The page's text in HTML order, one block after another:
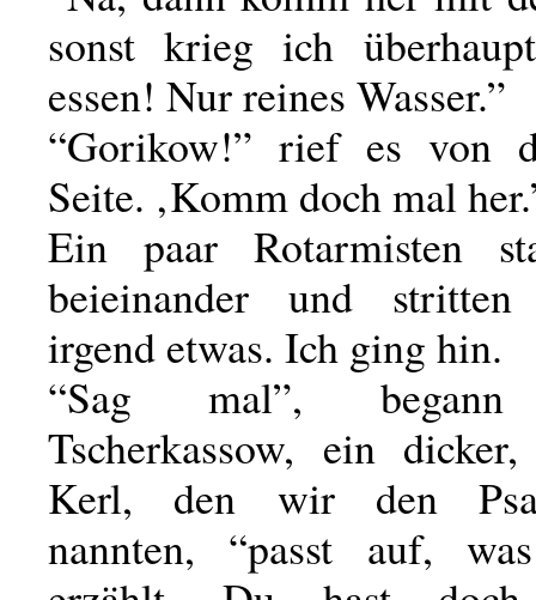
sonst krieg ich
essen! Nur reines Wasser.”
“Gorikow!” rief es von
Seite. ‚Komm doch mal
Ein paar Rotarmisten
beieinander und
irgend etwas. Ich ging hin.
“Sag mal”, begann
Tscherkassow, ein
Kerl, den wir den
nannten, “passt auf,